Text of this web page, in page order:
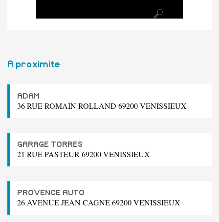
A proximite
ADAM
36 RUE ROMAIN ROLLAND 69200 VENISSIEUX
GARAGE TORRES
21 RUE PASTEUR 69200 VENISSIEUX
PROVENCE AUTO
26 AVENUE JEAN CAGNE 69200 VENISSIEUX